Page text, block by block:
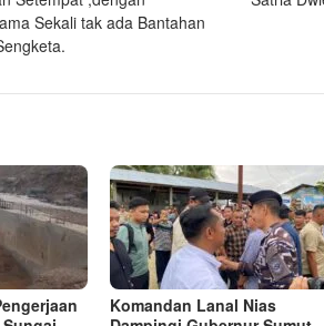
Sekali tak ada Bantahan
Komandan Lanal Nias